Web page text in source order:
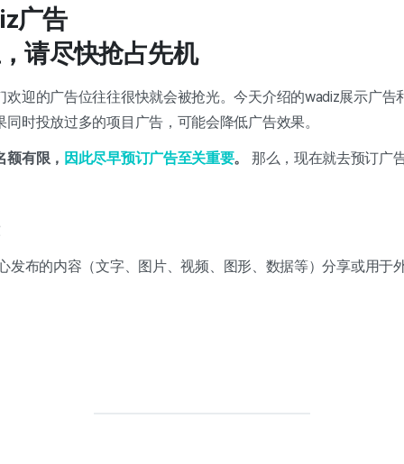
广告
请尽快抢占先机
欢迎的广告位往往很快就会被抢光。今天介绍的wadiz展示广告
时投放过多的项目广告，可能会降低广告效果。
有限， 因此尽早预订广告至关重要。 那么，现在就去预订广
发布的内容（文字、图片、视频、图形、数据等）分享或用于